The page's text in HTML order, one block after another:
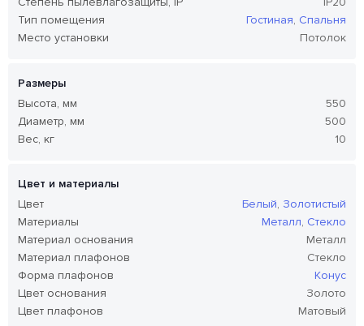
Тип помещения
Гостиная, Спальня
Место установки
Потолок
Размеры
Высота, мм
550
Диаметр, мм
500
Вес, кг
10
Цвет и материалы
Цвет
Белый, Золотистый
Материалы
Металл, Стекло
Материал основания
Металл
Материал плафонов
Стекло
Форма плафонов
Конус
Цвет основания
Золото
Цвет плафонов
Матовый